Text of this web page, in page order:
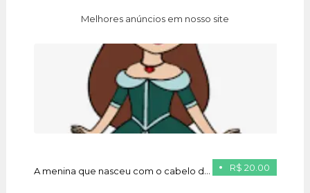
Melhores anúncios em nosso site
R$ 20.00
A menina que nasceu com o cabelo de ouro